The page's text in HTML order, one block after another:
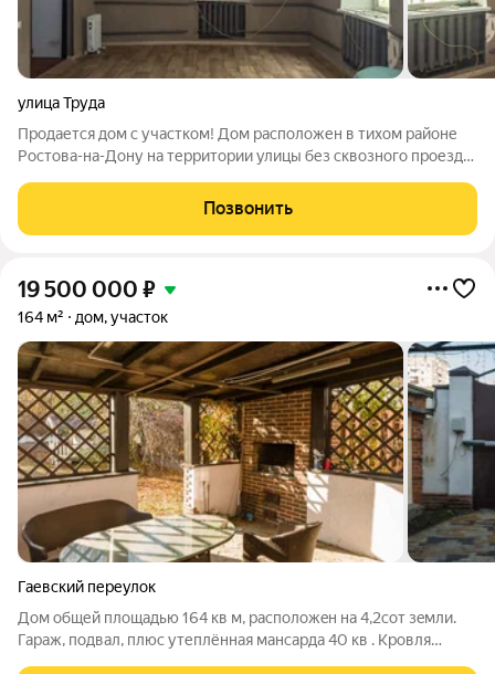
улица Труда
Продается дом с участком! Дом расположен в тихом районе
Ростова-на-Дону на территории улицы без сквозного проезда,
постороннего шума. Участок площадью 3,07 сотки. За
участком возле ворот можно
Позвонить
19 500 000 ₽
164 м² дом, участок
Гаевский переулок
Дoм общей площaдью 164 кв м, pасположeн на 4,2cот зeмли.
Гарaж, подвaл, плюc утеплённaя мaнcapда 40 кв . Крoвля